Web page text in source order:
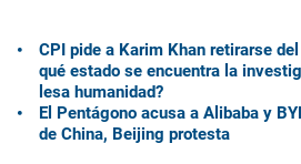
CPI pide a Karim Khan retirarse
qué estado se encuentra la
lesa humanidad?
El Pentágono acusa a Alibaba y
de China, Beijing protesta